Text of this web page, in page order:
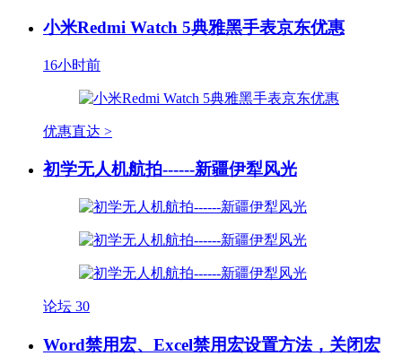
小米Redmi Watch 5典雅黑手表京东优惠
16小时前
优惠直达 >
初学无人机航拍------新疆伊犁风光
论坛 30
Word禁用宏、Excel禁用宏设置方法，关闭宏